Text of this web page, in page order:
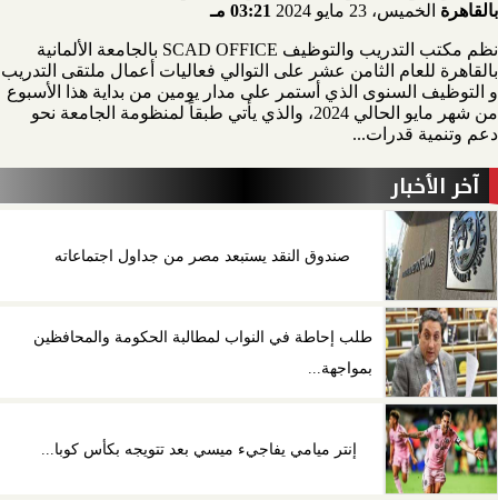
بالقاهرة الخميس، 23 مايو 2024 03:21 مـ
نظم مكتب التدريب والتوظيف SCAD OFFICE بالجامعة الألمانية
بالقاهرة للعام الثامن عشر على التوالي فعاليات أعمال ملتقى التدريب
و التوظيف السنوى الذي أستمر على مدار يومين من بداية هذا الأسبوع
من شهر مايو الحالي 2024، والذي يأتي طبقاً لمنظومة الجامعة نحو
دعم وتنمية قدرات...
آخر الأخبار
صندوق النقد يستبعد مصر من جداول اجتماعاته
طلب إحاطة في النواب لمطالبة الحكومة والمحافظين
بمواجهة...
إنتر ميامي يفاجيء ميسي بعد تتويجه بكأس كوبا...